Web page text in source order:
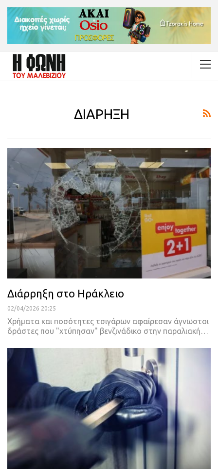
ΔΙΑΡΗΞΗ
Διάρρηξη στο Ηράκλειο
02/04/2026 20:25
Χρήματα και ποσότητες τσιγάρων αφαίρεσαν άγνωστοι
δράστες που "χτύπησαν" βενζινάδικο στην παραλιακή…